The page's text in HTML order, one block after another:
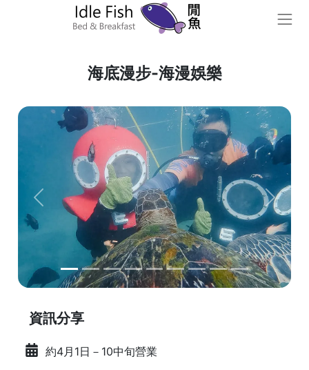
海底漫步-海漫娛樂
Previous Next
資訊分享
約4月1日－10中旬營業